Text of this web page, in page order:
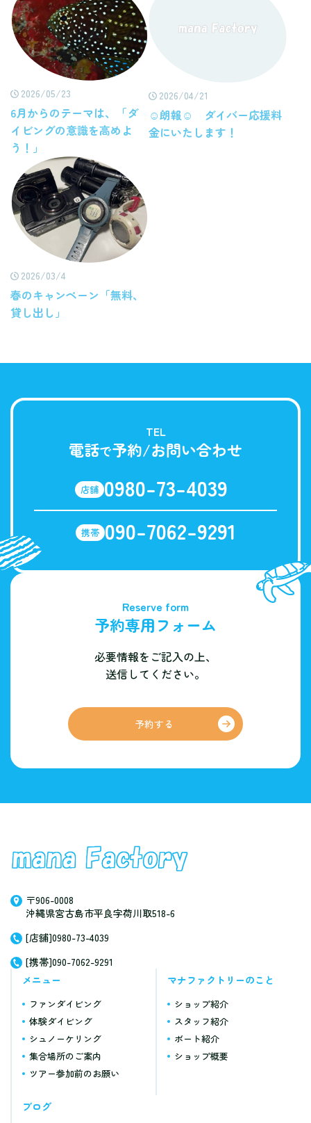
2026/05/23
6月からのテーマは、「ダ
イビングの意識を高めよ
う！」
2026/04/21
☺朗報☺ ダイバー応援料
金にいたします！
2026/03/4
春のキャンペーン「無料、
貸し出し」
TEL
電話で予約/お問い合わせ
店舗 0980-73-4039
携帯 090-7062-9291
Reserve form
予約専用フォーム
必要情報をご記入の上、
送信してください。
予約する
〒906-0008
沖縄県宮古島市平良字荷川取518-6
[店舗]0980-73-4039
[携帯]090-7062-9291
メニュー
ファンダイビング
体験ダイビング
シュノーケリング
集合場所のご案内
ツアー参加前のお願い
マナファクトリーのこと
ショップ紹介
スタッフ紹介
ボート紹介
ショップ概要
ブログ